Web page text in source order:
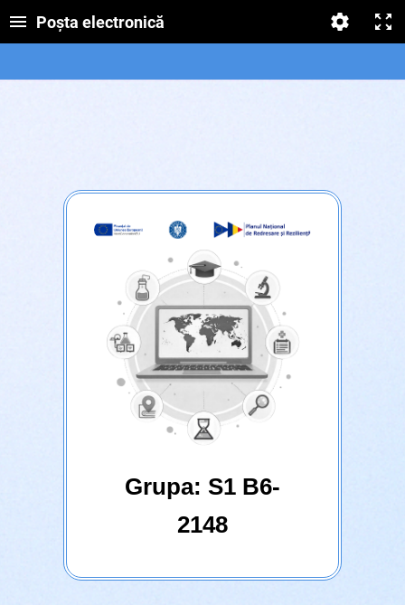
Poșta electronică
Grupa: S1 B6-
2148